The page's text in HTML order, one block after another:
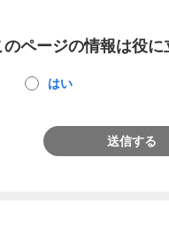
のページの情報は役に
はい
送信する